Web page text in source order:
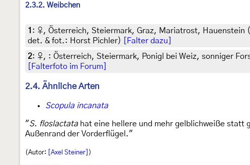
2.3.2. Weibchen
1 : ♀, Österreich, Steiermark, Graz, Mariatrost, Hauenstein
det. & fot.: Horst Pichler)
[Falter dazu]
2: ♀, : Österreich, Steiermark, Ponigl bei Weiz, sonniger
[Falterfoto im Forum]
2.4. Ähnliche Arten
Scopula incanata
"S. floslactatahat eine hellere und mehr gelblichweiße statt
Außenrand der Vorderflügel."
(Autor: [Axel Steiner] )